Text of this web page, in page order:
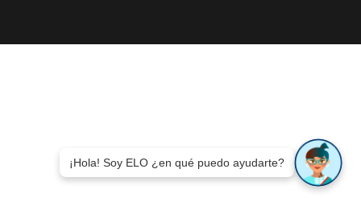
¡Hola! Soy ELO ¿en qué puedo ayudarte?